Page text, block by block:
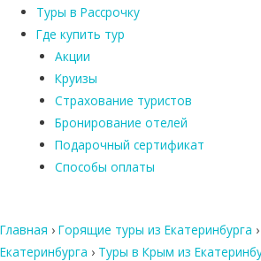
Туры в Рассрочку
Где купить тур
Акции
Круизы
Страхование туристов
Бронирование отелей
Подарочный сертификат
Способы оплаты
Главная › Горящие туры из Екатеринбурга ›
Екатеринбурга › Туры в Крым из